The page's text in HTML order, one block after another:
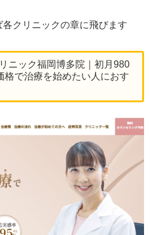
クリニックの章に飛びます
ニック福岡博多院｜初月980
格で治療を始めたい人におす